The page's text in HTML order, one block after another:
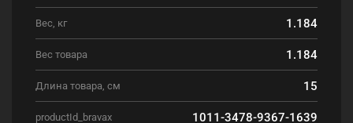
Вес, кг 1.184
Вес товара 1.184
Длина товара, см 15
productId_bravax 1011-3478-9367-1639